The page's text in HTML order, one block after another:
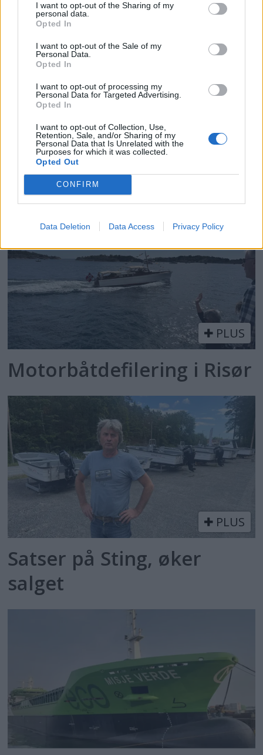
I want to opt-out of the Sharing of my
personal data.
Opted In
I want to opt-out of the Sale of my
Personal Data.
Opted In
I want to opt-out of processing my
Personal Data for Targeted Advertising.
Opted In
I want to opt-out of Collection, Use,
Retention, Sale, and/or Sharing of my
Personal Data that Is Unrelated with the
Purposes for which it was collected.
Opted Out
CONFIRM
Data Deletion Data Access Privacy Policy
Sexolog, jazzmusiker,
rektor og båtfant
PLUS
Motorbåtdefilering i Risør
PLUS
Satser på Sting, øker
salget